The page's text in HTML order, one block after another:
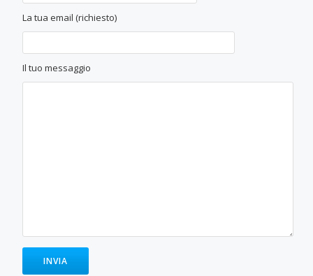
La tua email (richiesto)
Il tuo messaggio